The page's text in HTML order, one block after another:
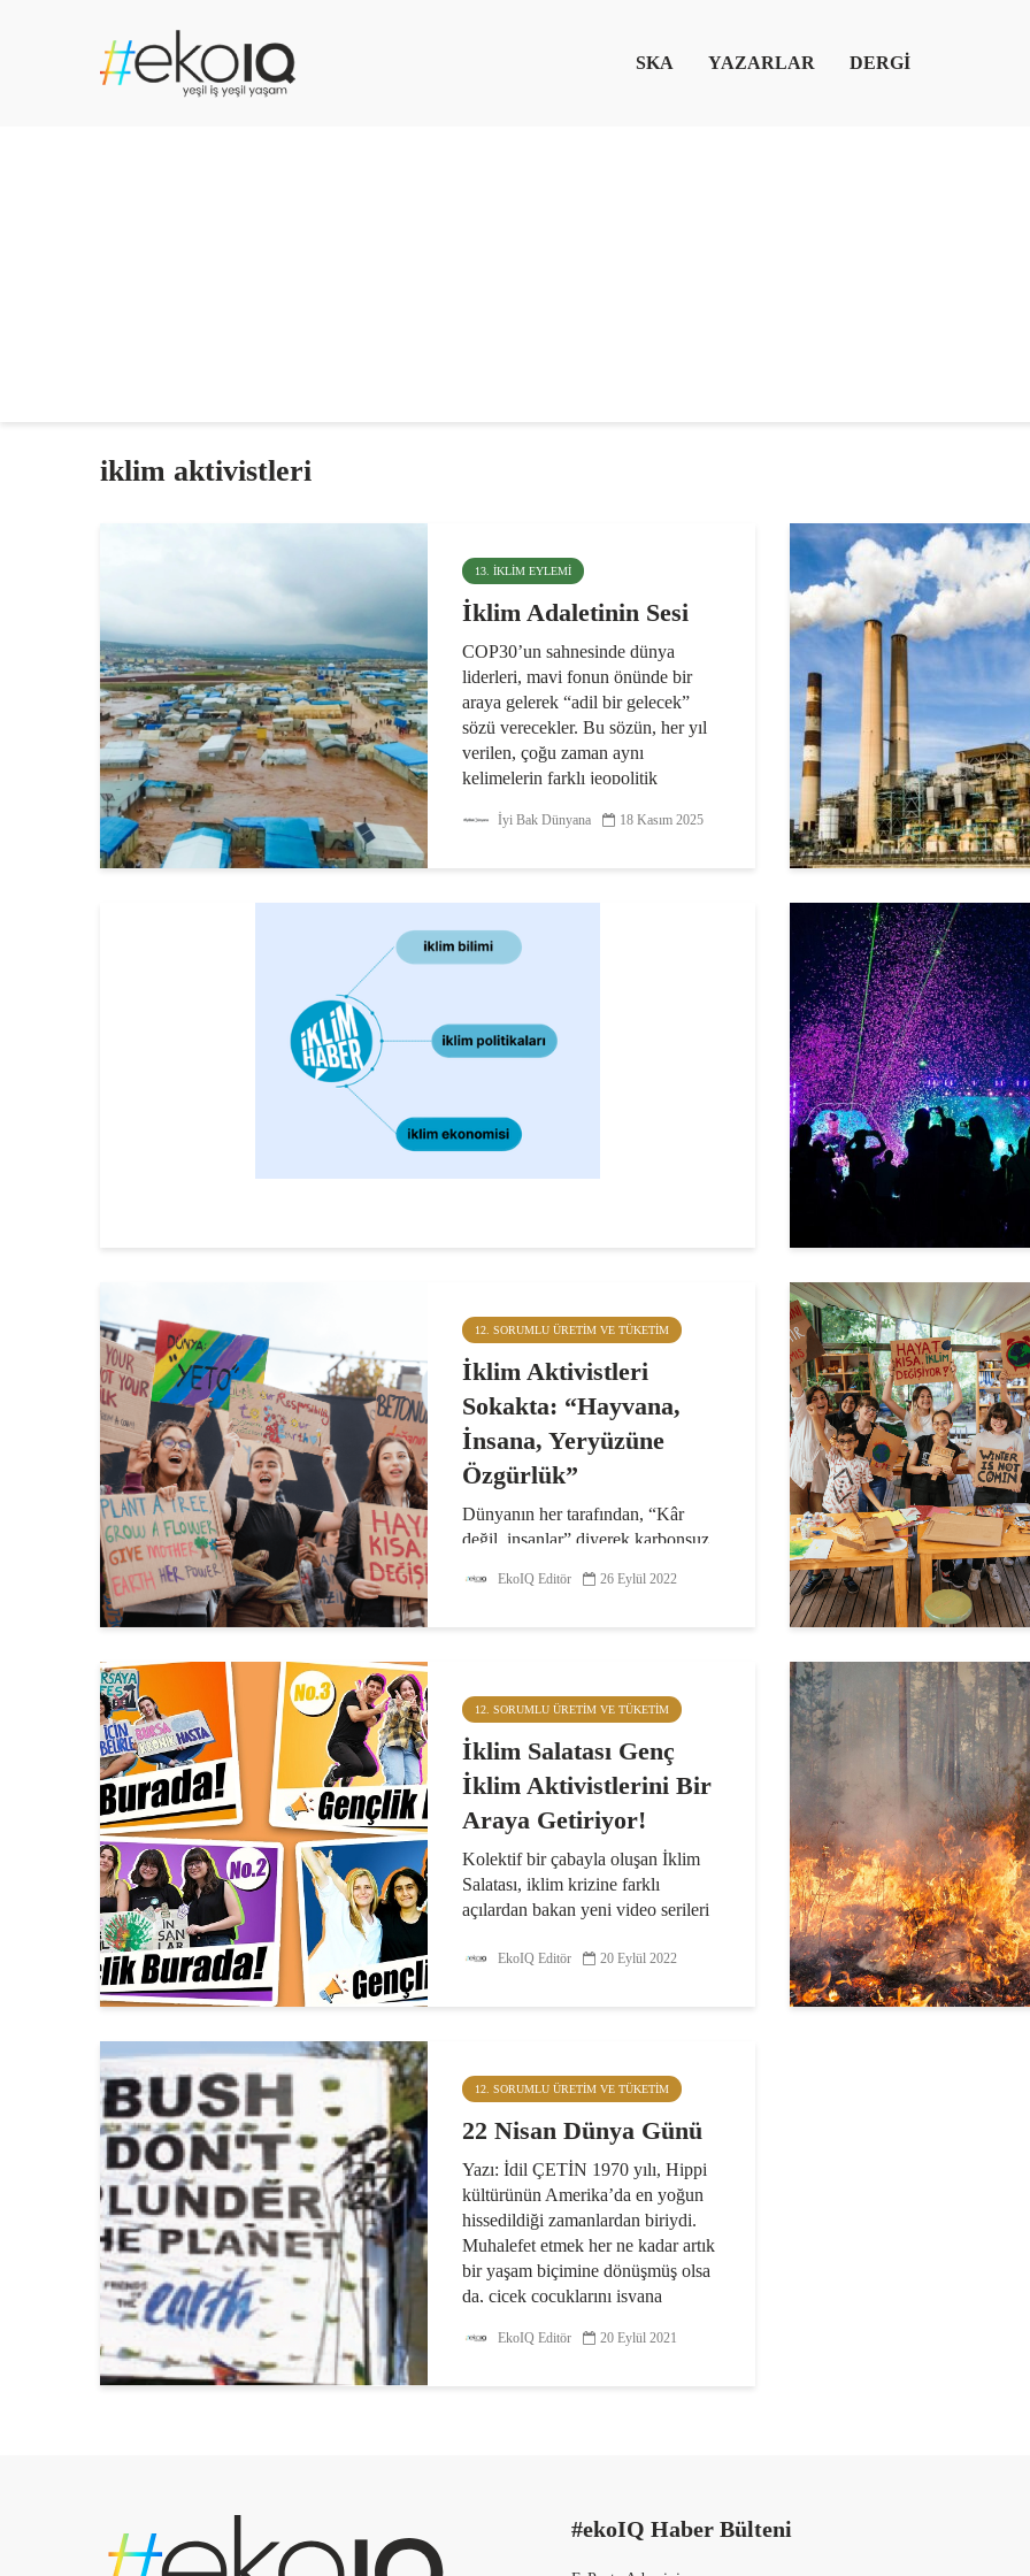
SKA YAZARLAR DERGİ
iklim aktivistleri
13. İKLIM EYLEMI
İklim Adaletinin Sesi
COP30’un sahnesinde dünya
liderleri, mavi fonun önünde bir
araya gelerek “adil bir gelecek”
sözü verecekler. Bu sözün, her yıl
verilen, çoğu zaman aynı
kelimelerin farklı jeopolitik
olduğunu...
İyi Bak Dünyana 18 Kasım 2025
12. SORUMLU ÜRETIM VE TÜKETIM
İklim Aktivistleri
Sokakta: “Hayvana,
İnsana, Yeryüzüne
Özgürlük”
Dünyanın her tarafından, “Kâr
değil, insanlar” diyerek karbonsuz
iklim aktivistleri 23 Eylül Küresel
EkoIQ Editör 26 Eylül 2022
12. SORUMLU ÜRETIM VE TÜKETIM
İklim Salatası Genç
İklim Aktivistlerini Bir
Araya Getiriyor!
Kolektif bir çabayla oluşan İklim
Salatası, iklim krizine farklı
açılardan bakan yeni video serileri
Trabzon’dan Bursa’ya ve
EkoIQ Editör 20 Eylül 2022
12. SORUMLU ÜRETIM VE TÜKETIM
22 Nisan Dünya Günü
Yazı: İdil ÇETİN 1970 yılı, Hippi
kültürünün Amerika’da en yoğun
hissedildiği zamanlardan biriydi.
Muhalefet etmek her ne kadar artık
bir yaşam biçimine dönüşmüş olsa
da, çiçek çocuklarını isyana
EkoIQ Editör 20 Eylül 2021
#ekoIQ Haber Bülteni